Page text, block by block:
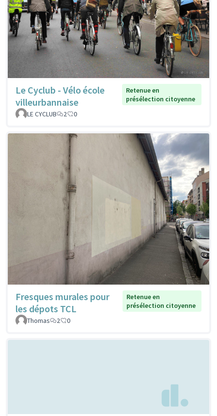
Le Cyclub - Vélo école
villeurbannaise
Retenue en
présélection citoyenne
LE CYCLUB
2 0
Fresques murales pour
les dépots TCL
Retenue en
présélection citoyenne
Thomas
2 0